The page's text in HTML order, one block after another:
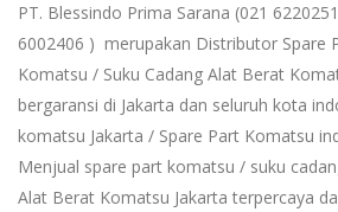
PT. Blessindo Prima Sarana (021
6002406 ) merupakan Distributor Spare
Komatsu / Suku Cadang Alat Berat
bergaransi di Jakarta dan seluruh kota
komatsu Jakarta / Spare Part Komatsu
Menjual spare part komatsu / suku
Alat Berat Komatsu Jakarta terpercaya